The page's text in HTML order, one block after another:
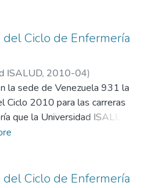
Ciclo de Enfermería
ISALUD, 2010-04)
de Comunicación,
ISALUD
la sede de Venezuela 931 la
Ciclo 2010 para las carreras
que la Universidad ISALUD
con la Federación de
Ciclo de Enfermería